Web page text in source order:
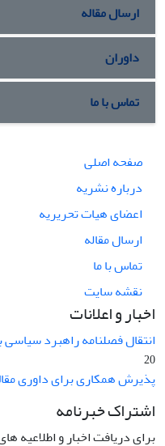
ارسال مقاله
داوران
تماس با ما
صفحه اصلی
درباره نشریه
اعضای هیات تحریریه
ارسال مقاله
تماس با ما
نقشه سایت
اخبار و اعلانات
انتقال فصلنامه راهبرد
20
پذیرش همکاری برای داوری
اشتراک خبرنامه
برای دریافت اخبار و اطلاعیه